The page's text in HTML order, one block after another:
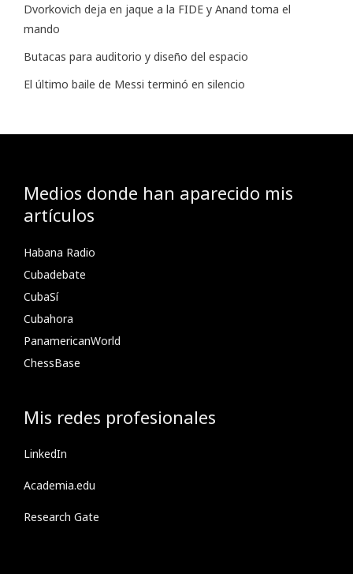
Dvorkovich deja en jaque a la FIDE y Anand toma el
mando
Butacas para auditorio y diseño del espacio
El último baile de Messi terminó en silencio
Medios donde han aparecido mis
artículos
Habana Radio
Cubadebate
CubaSí
Cubahora
PanamericanWorld
ChessBase
Mis redes profesionales
LinkedIn
Academia.edu
Research Gate